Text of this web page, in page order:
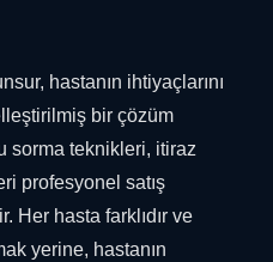
hastanın ihtiyaçlarını
bir çözüm
sorma teknikleri, itiraz
profesyonel satış
Her hasta farklıdır ve
yerine, hastanın